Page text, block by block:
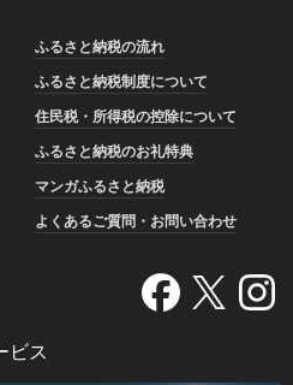
ふるさと納税の流れ
ふるさと納税制度について
住民税・所得税の控除について
ふるさと納税のお礼特典
マンガふるさと納税
よくあるご質問・お問い合わせ
ビス